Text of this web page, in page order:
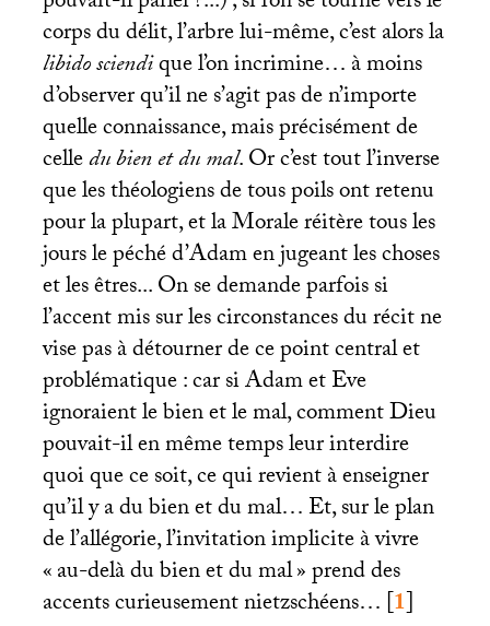
corps du délit, l’arbre lui-même, c’est alors la
libido sciendique l’on incrimine… à moins
d’observer qu’il ne s’agit pas de n’importe
quelle connaissance, mais précisément de
celledu bien et du mal. Or c’est tout l’inverse
que les théologiens de tous poils ont retenu
pour la plupart, et la Morale réitère tous les
jours le péché d’Adam en jugeant les choses
et les êtres... On se demande parfois si
l’accent mis sur les circonstances du récit ne
vise pas à détourner de ce point central et
problématique : car si Adam et Eve
ignoraient le bien et le mal, comment Dieu
pouvait-il en même temps leur interdire
quoi que ce soit, ce qui revient à enseigner
qu’il y a du bien et du mal… Et, sur le plan
de l’allégorie, l’invitation implicite à vivre
«au-delà du bien et du mal» prend des
accents curieusement nietzschéens…[1]